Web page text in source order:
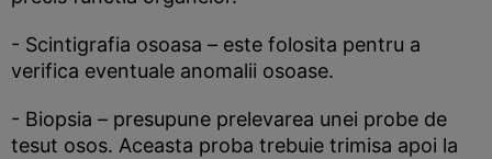
- Scintigrafia osoasa – este folosita pentru a
verifica eventuale anomalii osoase.
- Biopsia – presupune prelevarea unei probe de
tesut osos. Aceasta proba trebuie trimisa apoi la